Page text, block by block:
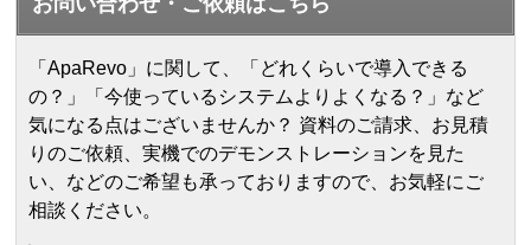
「ApaRevo」に関して、「どれくらいで導入できる
の？」「今使っているシステムよりよくなる？」など
気になる点はございませんか？ 資料のご請求、お見積
りのご依頼、実機でのデモンストレーションを見た
い、などのご希望も承っておりますので、お気軽にご
相談ください。